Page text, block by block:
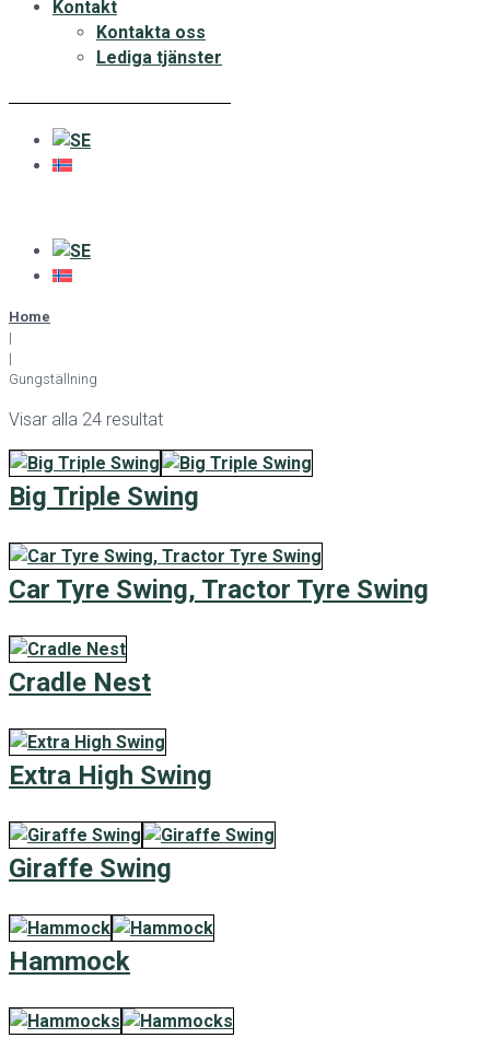
Kontakt
Kontakta oss
Lediga tjänster
Home
|
|
Gungställning
Visar alla 24 resultat
Big Triple Swing
Car Tyre Swing, Tractor Tyre Swing
Cradle Nest
Extra High Swing
Giraffe Swing
Hammock